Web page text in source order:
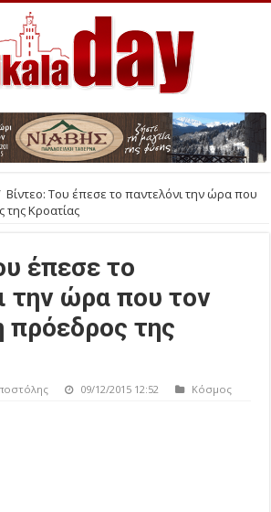
Βίντεο: Του έπεσε το παντελόνι την ώρα που
Κροατίας
έπεσε το
την ώρα που τον
πρόεδρος της
09/12/2015 12:52 Κόσμος